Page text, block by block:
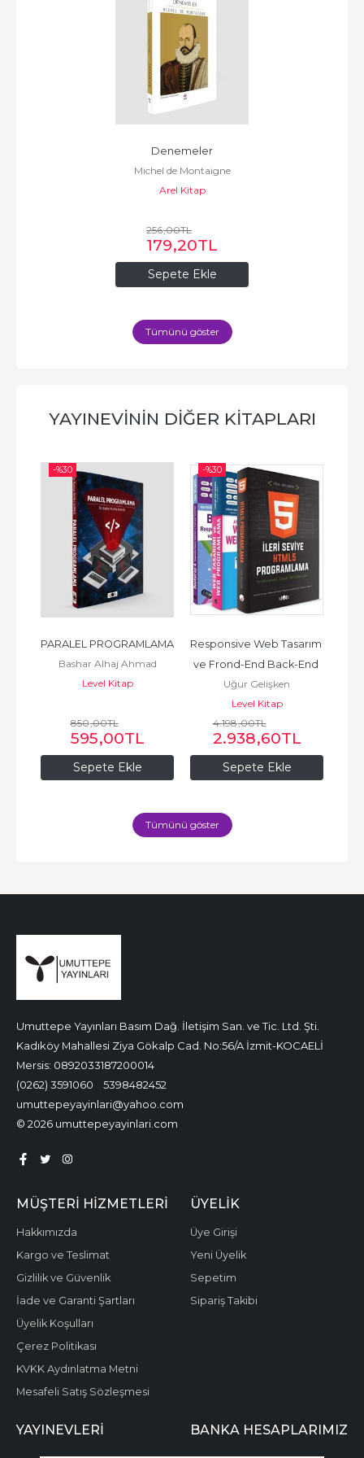
Sepete Ekle
Denemeler
Michel de Montaigne
Arel Kitap
256,00TL
179,20TL
Tümünü göster
YAYINEVININ DIĞER KITAPLARI
-%30
Sepete Ekle
PARALEL PROGRAMLAMA
Bashar Alhaj Ahmad
Level Kitap
850,00TL
595,00TL
-%30
Sepete Ekle
Responsive Web Tasarım
ve Frond-End Back-End
Programlama Eğitim Seti
Uğur Gelişken
Level Kitap
4.198,00TL
2.938,60TL
Tümünü göster
Umuttepe Yayınları Basım Dağ. İletişim San. ve Tic. Ltd. Şti.
Kadıköy Mahallesi Ziya Gökalp Cad. No:56/A İzmit-KOCAELİ
Mersis: 0892033187200014
(0262) 3591060
5398482452
umuttepeyayinlari@yahoo.com
© 2026 umuttepeyayinlari.com
MÜŞTERI HIZMETLERI
Hakkımızda
Kargo ve Teslimat
Gizlilik ve Güvenlik
İade ve Garanti Şartları
Üyelik Koşulları
Çerez Politikası
KVKK Aydınlatma Metni
Mesafeli Satış Sözleşmesi
ÜYELIK
Üye Girişi
Yeni Üyelik
Sepetim
Sipariş Takibi
YAYINEVLERI BANKA HESAPLARIMIZ